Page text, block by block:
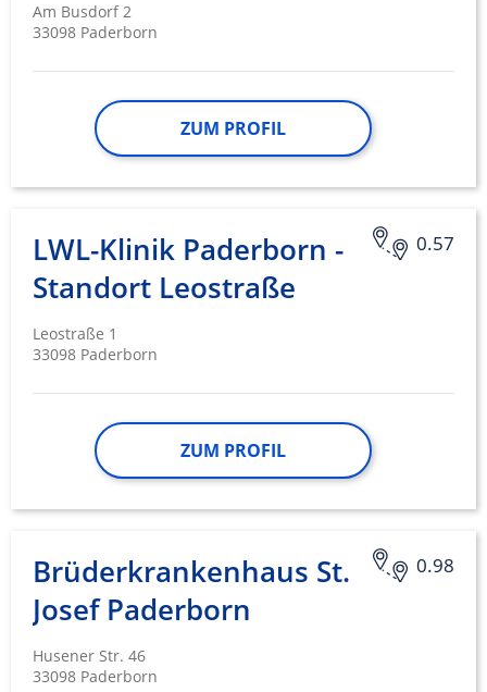
Am Busdorf 2
33098 Paderborn
ZUM PROFIL
0.57
LWL-Klinik Paderborn -
Standort Leostraße
Leostraße 1
33098 Paderborn
ZUM PROFIL
0.98
Brüderkrankenhaus St.
Josef Paderborn
Husener Str. 46
33098 Paderborn